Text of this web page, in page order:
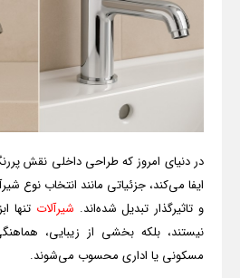
در دنیای امروز که طراحی داخلی نقش
ایفا می‌کند، جزئیاتی مانند انتخاب نوع
و تاثیرگذار تبدیل شده‌اند. شیرآلات تنها
نیستند، بلکه بخشی از زیبایی،
مسکونی یا اداری محسوب می‌شوند.